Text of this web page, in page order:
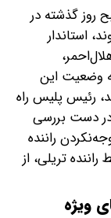
روز گذشته در
استاندار
وضعیت این
رئیس پلیس راه
دست بررسی
راننده
تریلی، از